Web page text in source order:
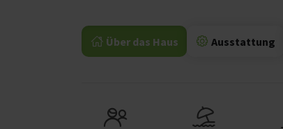
Über das Haus Ausstattung